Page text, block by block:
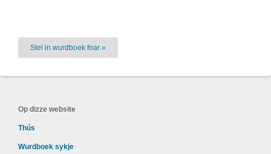
Stel in wurdboek foar »
Op dizze website
Thús
Wurdboek sykje